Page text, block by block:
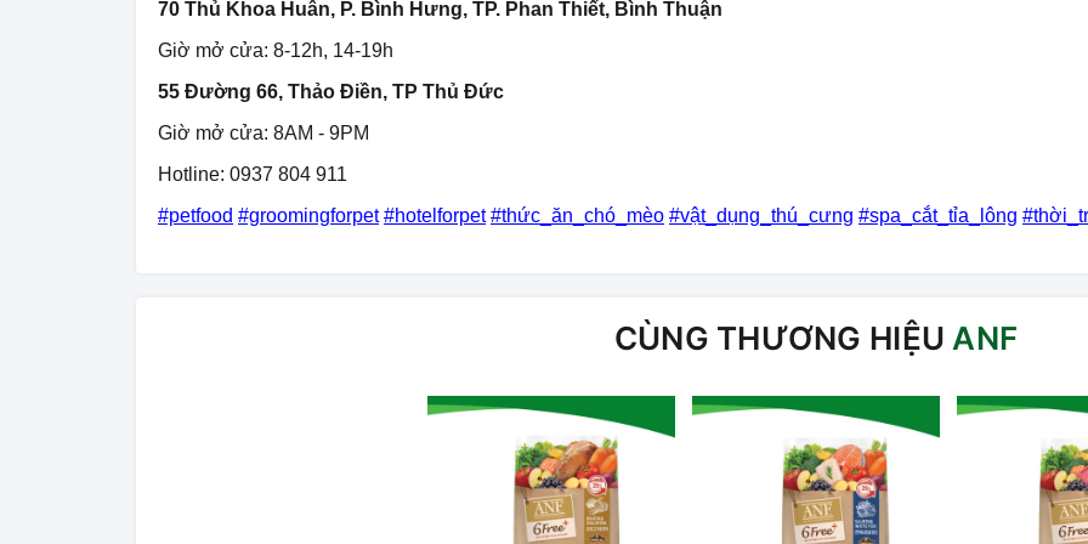
70 Thủ Khoa Huân, P. Bình Hưng, TP. Phan Thiết, Bình Thuận
Giờ mở cửa: 8-12h, 14-19h
55 Đường 66, Thảo Điền, TP Thủ Đức
Giờ mở cửa: 8AM - 9PM
Hotline: 0937 804 911
#petfood #groomingforpet #hotelforpet #thức_ăn_chó_mèo #vật_dụng_thú_cưng #spa_cắt_tỉa_lông
CÙNG THƯƠNG HIỆU ANF